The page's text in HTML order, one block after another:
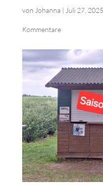
von Johanna | Juli 27, 2025
Kommentare